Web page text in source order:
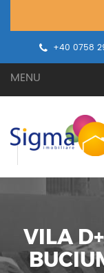
+40 0758
MENU
VILA